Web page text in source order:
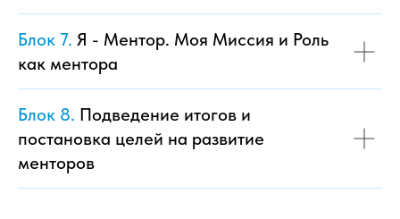
Блок 7. Я - Ментор. Моя Миссия и Роль
как ментора
Блок 8. Подведение итогов и
постановка целей на развитие
менторов